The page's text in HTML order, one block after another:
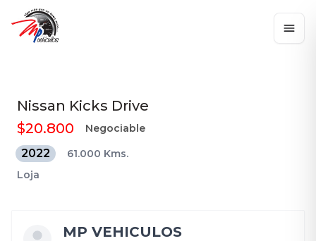
Nissan Kicks Drive
$20.800
Negociable
2022
61.000 Kms.
Loja
MP VEHICULOS